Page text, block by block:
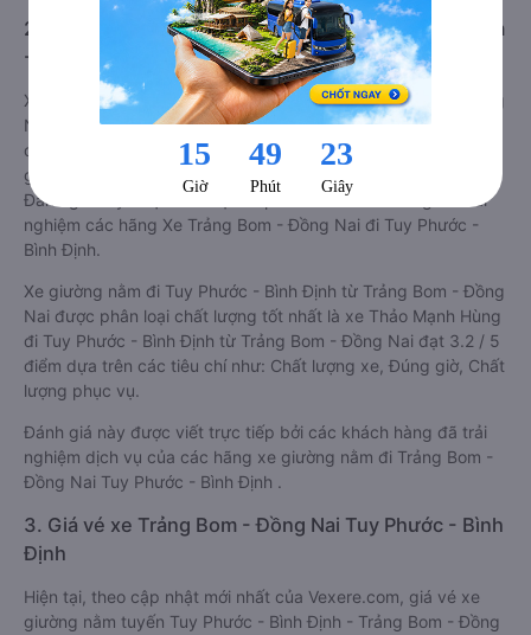
2. Về chất lượng, review, đánh giá nhà xe Trảng Bom
- Đồng Nai Tuy Phước - Bình Định giường nằm
Xe giường nằm đi Tuy Phước - Bình Định từ Trảng Bom - Đồng
Nai tốt nhất được phân loại chất lượng dựa trên đánh giá từ 1
đến 5 của khách hàng với các tiêu chí như: Chất lượng xe
giường nằm, Đúng giờ, Chất lượng phục vụ trên
Đánh giá này được viết trực tiếp bởi các khách hàng đã trải
nghiệm các hãng Xe Trảng Bom - Đồng Nai đi Tuy Phước -
Bình Định.
Xe giường nằm đi Tuy Phước - Bình Định từ Trảng Bom - Đồng
Nai được phân loại chất lượng tốt nhất là xe Thảo Mạnh Hùng
đi Tuy Phước - Bình Định từ Trảng Bom - Đồng Nai đạt 3.2 / 5
điểm dựa trên các tiêu chí như: Chất lượng xe, Đúng giờ, Chất
lượng phục vụ.
Đánh giá này được viết trực tiếp bởi các khách hàng đã trải
nghiệm dịch vụ của các hãng xe giường nằm đi Trảng Bom -
Đồng Nai Tuy Phước - Bình Định .
3. Giá vé xe Trảng Bom - Đồng Nai Tuy Phước - Bình
Định
Hiện tại, theo cập nhật mới nhất của Vexere.com, giá vé xe
giường nằm tuyến Tuy Phước - Bình Định - Trảng Bom - Đồng